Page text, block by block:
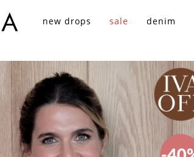
new drops sale denim